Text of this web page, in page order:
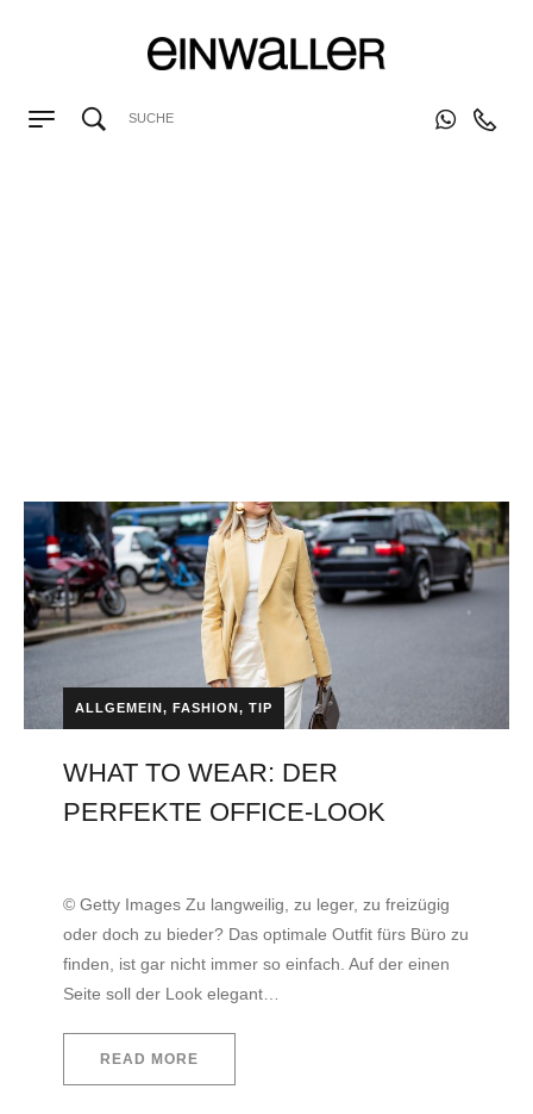
ALLGEMEIN , FASHION , TIP
WHAT TO WEAR: DER
PERFEKTE OFFICE-LOOK
© Getty Images Zu langweilig, zu leger, zu freizügig
oder doch zu bieder? Das optimale Outfit fürs Büro zu
finden, ist gar nicht immer so einfach. Auf der einen
Seite soll der Look elegant…
READ MORE